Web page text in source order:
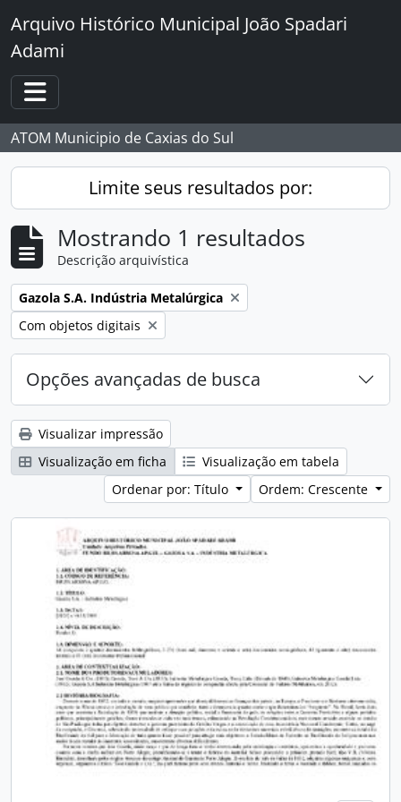
Skip to main content
Arquivo Histórico Municipal João Spadari
Adami
Toggle navigation
ATOM Municipio de Caxias do Sul
Limite seus resultados por:
Mostrando 1 resultados
Descrição arquivística
Remover filtro:
Gazola S.A. Indústria Metalúrgica
Remover filtro:
Com objetos digitais
Opções avançadas de busca
Visualizar impressão
Visualização em ficha
Visualização em tabela
Ordenar por: Título
Ordem: Crescente